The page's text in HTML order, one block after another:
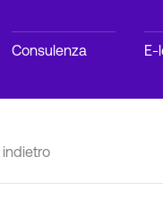
Consulenza E-
indietro